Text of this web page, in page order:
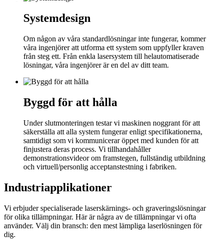
Systemdesign
Om någon av våra standardlösningar inte fungerar, kommer
våra ingenjörer att utforma ett system som uppfyller kraven
från steg ett. Från enkla lasersystem till helautomatiserade
lösningar, våra ingenjörer är en del av ditt team.
Byggd för att hålla
Under slutmonteringen testar vi maskinen noggrant för att
säkerställa att alla system fungerar enligt specifikationerna,
samtidigt som vi kommunicerar öppet med kunden för att
finjustera deras process. Vi tillhandahåller
demonstrationsvideor om framstegen, fullständig utbildning
och virtuell/personlig acceptanstestning i fabriken.
Industriapplikationer
Vi erbjuder specialiserade laserskärnings- och graveringslösningar
för olika tillämpningar. Här är några av de tillämpningar vi ofta
använder. Välj din bransch: den mest lämpliga laserlösningen för
dig.